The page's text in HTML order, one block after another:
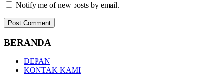
Notify me of new posts by email.
BERANDA
DEPAN
KONTAK KAMI